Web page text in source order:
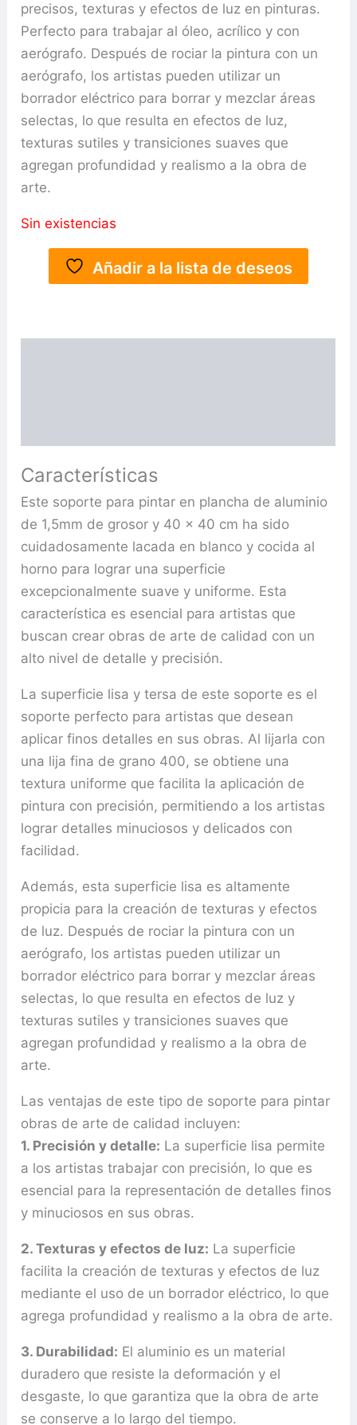
precisos, texturas y efectos de luz en pinturas.
Perfecto para trabajar al óleo, acrílico y con
aerógrafo. Después de rociar la pintura con un
aerógrafo, los artistas pueden utilizar un
borrador eléctrico para borrar y mezclar áreas
selectas, lo que resulta en efectos de luz,
texturas sutiles y transiciones suaves que
agregan profundidad y realismo a la obra de
arte.
Sin existencias
Añadir a la lista de deseos
Características
Este soporte para pintar en plancha de aluminio
de 1,5mm de grosor y 40 x 40 cm ha sido
cuidadosamente lacada en blanco y cocida al
horno para lograr una superficie
excepcionalmente suave y uniforme. Esta
característica es esencial para artistas que
buscan crear obras de arte de calidad con un
alto nivel de detalle y precisión.
La superficie lisa y tersa de este soporte es el
soporte perfecto para artistas que desean
aplicar finos detalles en sus obras. Al lijarla con
una lija fina de grano 400, se obtiene una
textura uniforme que facilita la aplicación de
pintura con precisión, permitiendo a los artistas
lograr detalles minuciosos y delicados con
facilidad.
Además, esta superficie lisa es altamente
propicia para la creación de texturas y efectos
de luz. Después de rociar la pintura con un
aerógrafo, los artistas pueden utilizar un
borrador eléctrico para borrar y mezclar áreas
selectas, lo que resulta en efectos de luz y
texturas sutiles y transiciones suaves que
agregan profundidad y realismo a la obra de
arte.
Las ventajas de este tipo de soporte para pintar
obras de arte de calidad incluyen:
1. Precisión y detalle: La superficie lisa permite
a los artistas trabajar con precisión, lo que es
esencial para la representación de detalles finos
y minuciosos en sus obras.
2. Texturas y efectos de luz: La superficie
facilita la creación de texturas y efectos de luz
mediante el uso de un borrador eléctrico, lo que
agrega profundidad y realismo a la obra de arte.
3. Durabilidad: El aluminio es un material
duradero que resiste la deformación y el
desgaste, lo que garantiza que la obra de arte
se conserve a lo largo del tiempo.